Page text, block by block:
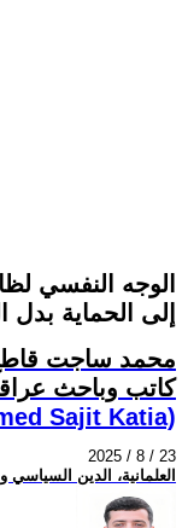
الوجه النفسي
إلى الحماية بدل
محمد ساجت
كاتب وباحث
Sajit Katia)
2025 / 8 / 23
العلمانية، الدين السياسي